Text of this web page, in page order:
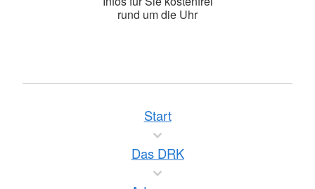
rund um die Uhr
Start
Das DRK